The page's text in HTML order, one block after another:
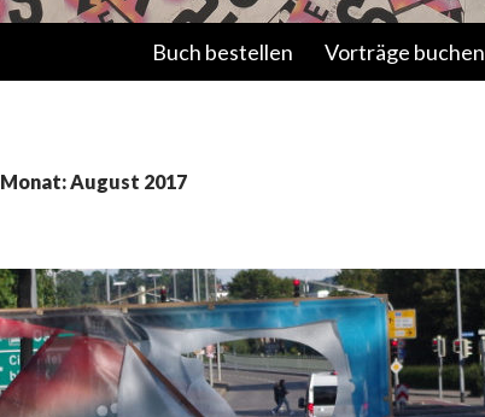
Buch bestellen Vorträge buchen
August 2017